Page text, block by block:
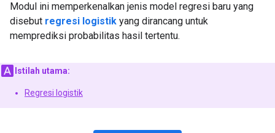
Modul ini memperkenalkan jenis model regresi baru yang
disebut regresi logistik yang dirancang untuk
memprediksi probabilitas hasil tertentu.
Istilah utama:
Regresi logistik